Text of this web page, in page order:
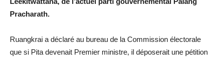
Pracharath.
Ruangkrai a déclaré au bureau de la Commission électorale
que si Pita devenait Premier ministre, il déposerait une pétition